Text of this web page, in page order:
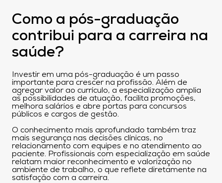
Como a pós-graduação
contribui para a carreira na
saúde?
Investir em uma pós-graduação é um passo
importante para crescer na profissão. Além de
agregar valor ao currículo, a especialização amplia
as possibilidades de atuação, facilita promoções,
melhora salários e abre portas para concursos
públicos e cargos de gestão.
O conhecimento mais aprofundado também traz
mais segurança nas decisões clínicas, no
relacionamento com equipes e no atendimento ao
paciente. Profissionais com especialização em saúde
relatam maior reconhecimento e valorização no
ambiente de trabalho, o que reflete diretamente na
satisfação com a carreira.